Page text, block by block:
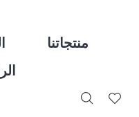
منتجاتنا